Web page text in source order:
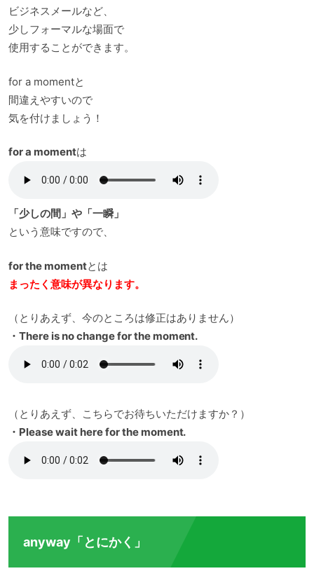
ビジネスメールなど、
少しフォーマルな場面で
使用することができます。
for a momentと
間違えやすいので
気を付けましょう！
for a momentは
「少しの間」や「一瞬」
という意味ですので、
for the momentとは
まったく意味が異なります。
（とりあえず、今のところは修正はありません）
・There is no change for the moment.
（とりあえず、こちらでお待ちいただけますか？）
・Please wait here for the moment.
anyway「とにかく」